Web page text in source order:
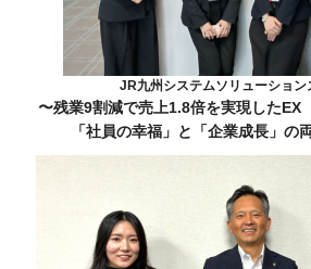
JR九州システムソリューション
〜残業9割減で売上1.8倍を実現したEX
「社員の幸福」と「企業成長」の